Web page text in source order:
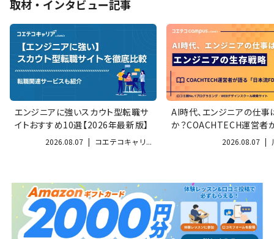
取材・インタビュー記事
エンジニアに強いスカウト型転職サ
イトおすすめ10選【2026年最新版】
2026.08.07 | コエテコキャリ...
AI時代、エンジニアの仕事
か？COACHTECH運営者
2026.08.07 |